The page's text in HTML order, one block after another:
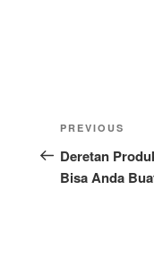
Post
Previous
Post
PREVIOUS
Deretan
Bisa Anda